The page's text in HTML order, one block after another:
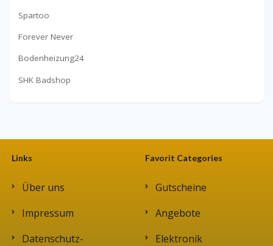
Spartoo
Forever Never
Bodenheizung24
SHK Badshop
Links
Über uns
Impressum
Datenschutz-
Favorit Categories
Gutscheine
Angebote
Elektronik